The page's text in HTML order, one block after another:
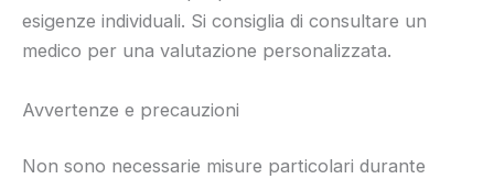
esigenze individuali. Si consiglia di consultare un
medico per una valutazione personalizzata.
Avvertenze e precauzioni
Non sono necessarie misure particolari durante